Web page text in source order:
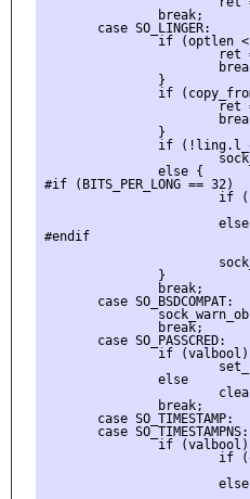
               break;
       case SO_LINGER:
if (optlen
ret
               }
if
ret
               }
if
               else {
#if (BITS_PER_LONG == 32)
if
                       else
#endif
               }
               break;
       case SO_BSDCOMPAT:
               break;
       case SO_PASSCRED:
               if (valbool)
               else
               break;
       case SO_TIMESTAMP:
       case SO_TIMESTAMPNS:
if
if
                       else